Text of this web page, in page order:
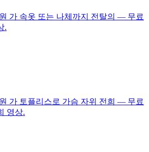
가 속옷 또는 나체까지 전탈의 — 무료
.
가 토플리스로 가슴 자위 전희 — 무료
영상.